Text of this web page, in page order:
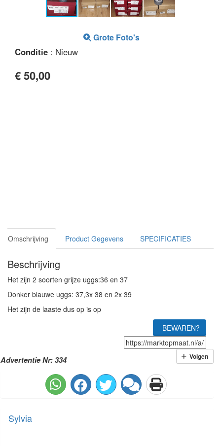
Grote Foto's
Conditie : Nieuw
€ 50,00
Omschrijving Product Gegevens SPECIFICATIES
Beschrijving
Het zijn 2 soorten grijze uggs:36 en 37
Donker blauwe uggs: 37,3x 38 en 2x 39
Het zijn de laaste dus op is op
BEWAREN?
Advertentie Nr: 334 Volgen
Sylvia